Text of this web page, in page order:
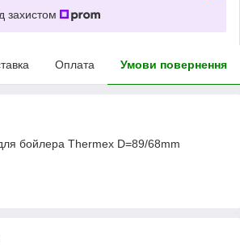
захистом
Оплата Умови повернення
бойлера Thermex D=89/68mm